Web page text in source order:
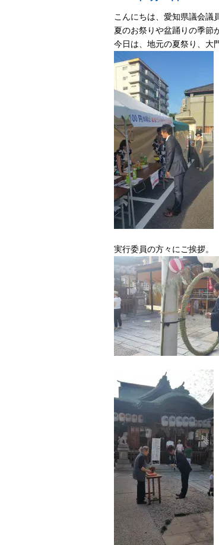
こんにちは、愛知県議会議
夏のお祭りや盆踊りの季節
今日は、地元の夏祭り、大
実行委員の方々にご挨拶。